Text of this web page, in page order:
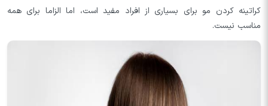
کراتینه کردن مو برای بسیاری از افراد مفید است، اما الزاما برای همه
مناسب نیست.